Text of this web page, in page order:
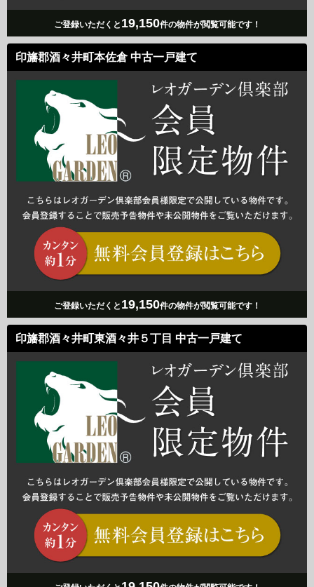
ご登録いただくと 19,150件の物件が閲覧可能です！
印旛郡酒々井町本佐倉 中古一戸建て
ご登録いただくと 19,150件の物件が閲覧可能です！
印旛郡酒々井町東酒々井５丁目 中古一戸建て